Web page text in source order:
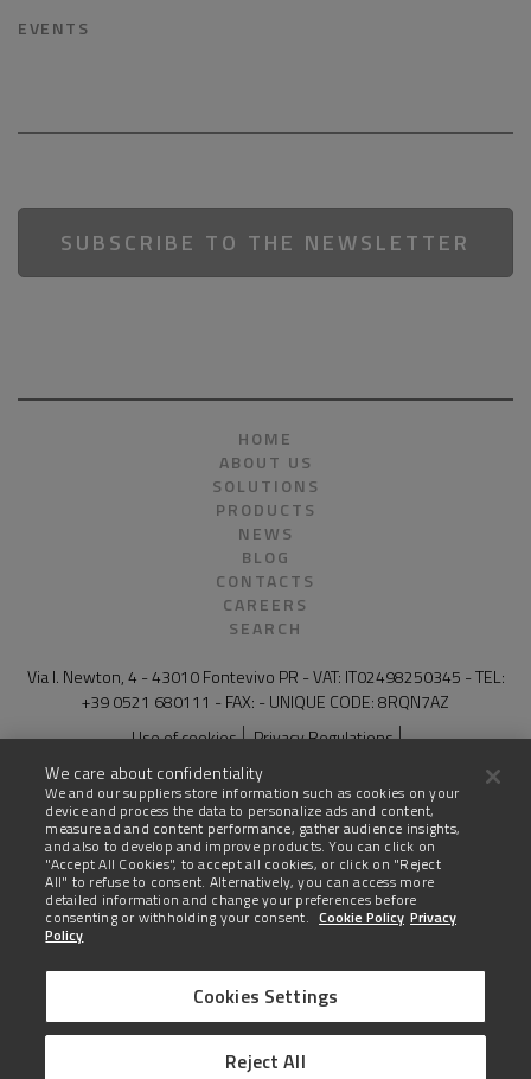
EVENTS
SUBSCRIBE TO THE NEWSLETTER
HOME
ABOUT US
SOLUTIONS
PRODUCTS
NEWS
BLOG
CONTACTS
CAREERS
SEARCH
Via I. Newton, 4 - 43010 Fontevivo PR - VAT: IT02498250345 - TEL:
+39 0521 680111 - FAX: - UNIQUE CODE: 8RQN7AZ
Use of cookies
Privacy Regulations
Compliance and whistleblowing
Site map
The technical data on this website are not binding and may be
changed without advanced notice.
Last update: 03 August 2026
United States
We care about confidentiality
We and our suppliers store information such as cookies on your
device and process the data to personalize ads and content,
measure ad and content performance, gather audience insights,
and also to develop and improve products. You can click on
"Accept All Cookies", to accept all cookies, or click on "Reject
All" to refuse to consent. Alternatively, you can access more
detailed information and change your preferences before
consenting or withholding your consent. Cookie Policy Privacy
Policy
Cookies Settings
Reject All